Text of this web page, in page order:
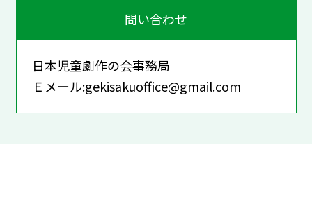
問い合わせ
日本児童劇作の会事務局
Ｅメール:gekisakuoffice@gmail.com